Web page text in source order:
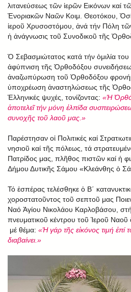
λιτανεύσεως τῶν ἱερῶν Εικόνων καί
Ἐνοριακῶν Ναῶν Κοιμ. Θεοτόκου,
ἱεροῦ Χρυσοστόμου, ἀνά τήν Πόλη
ἡ ἀνάγνωσις τοῦ Συνοδικοῦ τῆς
Ὁ Σεβασμιώτατος κατά τήν ὁμιλία
ἀφύπνιση τῆς Ὀρθοδόξου
ἀναζωπύρωση τοῦ Ὀρθοδόξου
ὑποχρέωση ἀναστηλώσεως τῆς
Ἑλληνικές ψυχές, τονίζοντας: «Ἡ
ἀποτελεῖ τήν μόνη ἐλπίδα
συνοχῆς τοῦ λαοῦ μας.»
Παρέστησαν οἱ Πολιτικές καί
νησιοῦ καί τῆς πόλεως, τά
Πατρίδος μας, πλῆθος πιστῶν καί ἡ
Δήμου Δυτικῆς Σάμου «Κλεάνθης ὁ
Τό ἑσπέρας τελέσθηκε ὁ Β΄
χοροστατοῦντος τοῦ σεπτοῦ μας
Ναό Ἁγίου Νικολάου Καρλοβάσου,
πνευματικοῦ κέντρου τοῦ Ἱεροῦ Ναοῦ
μέ θέμα: «Ἡ γάρ τῆς εἰκόνος τιμή ἐπί
διαβαίνει.»